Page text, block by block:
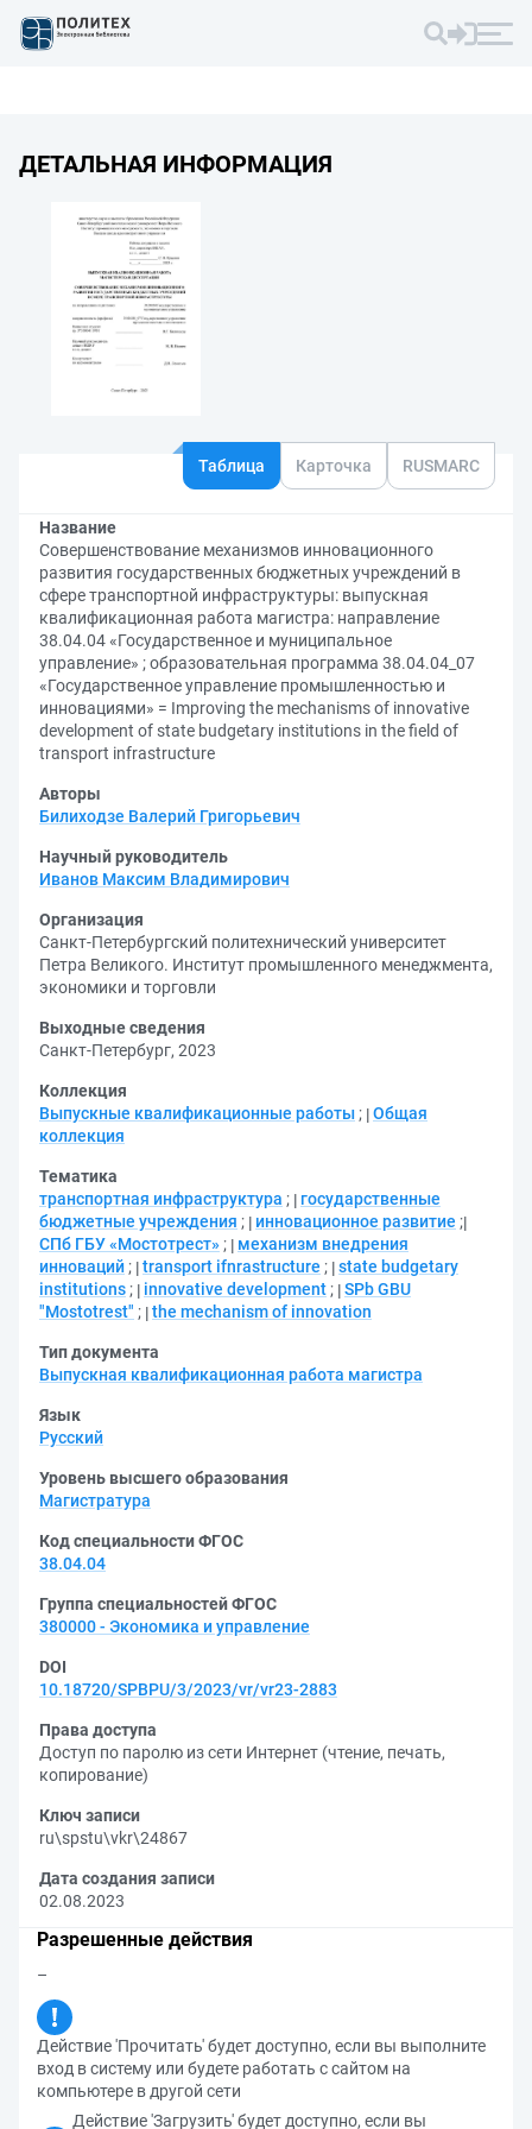
ДЕТАЛЬНАЯ ИНФОРМАЦИЯ
Таблица Карточка RUSMARC
Название
Совершенствование механизмов инновационного
развития государственных бюджетных учреждений в
сфере транспортной инфраструктуры: выпускная
квалификационная работа магистра: направление
38.04.04 «Государственное и муниципальное
управление» ; образовательная программа 38.04.04_07
«Государственное управление промышленностью и
инновациями» = Improving the mechanisms of innovative
development of state budgetary institutions in the field of
transport infrastructure
Авторы
Билиходзе Валерий Григорьевич
Научный руководитель
Иванов Максим Владимирович
Организация
Санкт-Петербургский политехнический университет
Петра Великого. Институт промышленного менеджмента,
экономики и торговли
Выходные сведения
Санкт-Петербург, 2023
Коллекция
Выпускные квалификационные работы ; Общая
коллекция
Тематика
транспортная инфраструктура ;
государственные
бюджетные учреждения ; инновационное развитие ;
СПб ГБУ «Мостотрест» ;
механизм внедрения
инноваций ; transport ifnrastructure ; state budgetary
institutions ; innovative development ; SPb GBU
"Mostotrest" ; the mechanism of innovation
Тип документа
Выпускная квалификационная работа магистра
Язык
Русский
Уровень высшего образования
Магистратура
Код специальности ФГОС
38.04.04
Группа специальностей ФГОС
380000 - Экономика и управление
DOI
10.18720/SPBPU/3/2023/vr/vr23-2883
Права доступа
Доступ по паролю из сети Интернет (чтение, печать,
копирование)
Ключ записи
ru\spstu\vkr\24867
Дата создания записи
02.08.2023
Разрешенные действия
–
Действие 'Прочитать' будет доступно, если вы выполните
вход в систему или будете работать с сайтом на
компьютере в другой сети
Действие 'Загрузить' будет доступно, если вы